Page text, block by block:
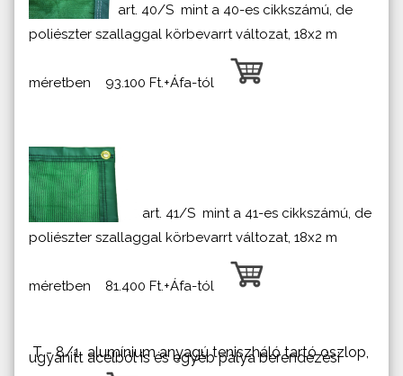
art. 40/S mint a 40-es cikkszámú, de
poliészter szallaggal körbevarrt változat, 18x2 m
méretben 93.100 Ft.+Áfa-tól
art. 41/S mint a 41-es cikkszámú, de
poliészter szallaggal körbevarrt változat, 18x2 m
méretben 81.400 Ft.+Áfa-tól
T - 8/1 alumínium anyagú teniszháló tartó oszlop,
ugyanitt acélból is és egyéb pálya berendezési